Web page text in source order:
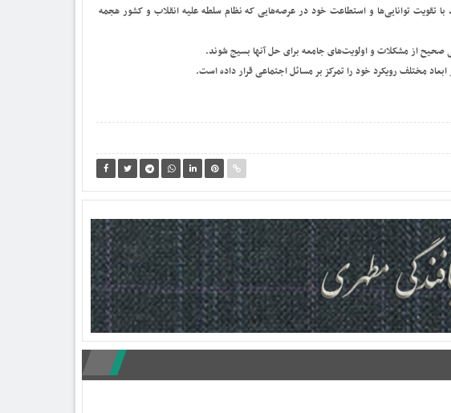
تقویت توانایی‌ها و استطاعت خود در عرصه‌هایی که نظام سلطه علیه انقلاب و کشور هجمه
از مشکلات و اولویت‌های جامعه برای حل آنها بسیج شوند.
مختلف رویکرد خود را تمرکز بر مسائل اجتماعی قرار داده است.